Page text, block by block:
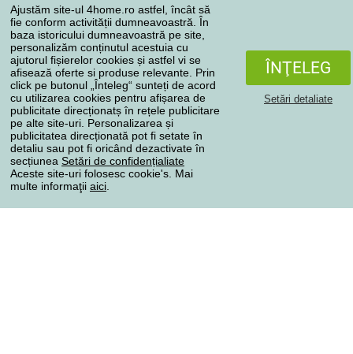
Ajustăm site-ul 4home.ro astfel, încât să
fie conform activității dumneavoastră. În
baza istoricului dumneavoastră pe site,
personalizăm conținutul acestuia cu
ajutorul fișierelor cookies și astfel vi se
afisează oferte si produse relevante. Prin
click pe butonul „Înteleg“ sunteți de acord
cu utilizarea cookies pentru afișarea de
publicitate direcționatș în rețele publicitare
pe alte site-uri. Personalizarea și
publicitatea direcționată pot fi setate în
detaliu sau pot fi oricând dezactivate în
secțiunea Setări de confidențialiate
Aceste site-uri folosesc cookie's. Mai
multe informaţii aici
ÎNŢELEG
Setări detaliate
Reclamaţii
Retragere de la contract
Regulile de procesare a recenziilor
Metode de transport
Metode de plată